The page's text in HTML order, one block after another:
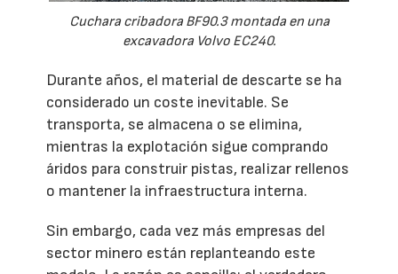
Cuchara cribadora BF90.3 montada en una
excavadora Volvo EC240.
Durante años, el material de descarte se ha
considerado un coste inevitable. Se
transporta, se almacena o se elimina,
mientras la explotación sigue comprando
áridos para construir pistas, realizar rellenos
o mantener la infraestructura interna.
Sin embargo, cada vez más empresas del
sector minero están replanteando este